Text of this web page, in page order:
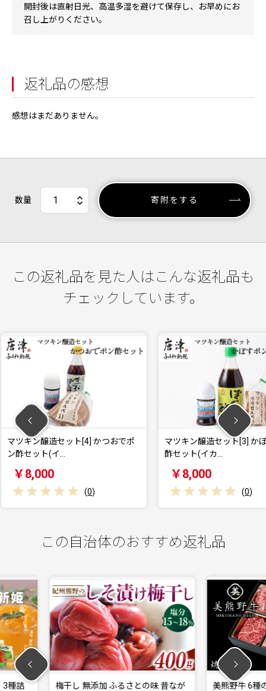
開封後は直射日光、高温多湿を避けて保存し、お早めにお
召し上がりください。
返礼品の感想
感想はまだありません。
数量 寄附をする
この返礼品を見た人はこんな返礼品も
チェックしています。
かつおでポ
マツキン醸造セット[3] かぼすポン
オー
この自治体のおすすめ返礼品
るさとの味 昔なが
美熊野牛 6種の部位が楽しめる 食べ